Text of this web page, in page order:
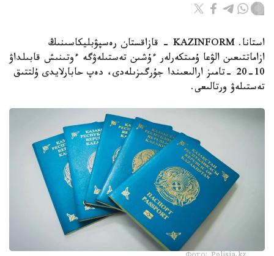
استانا. KAZINFORM - قازاقستان رەسپۋبليكاسىنىڭ
ازاماتتىعىن الۋعا ۇمىتكەرلەر ءۇشىن تەستىلەۋگە ءوتىنىش قابىلداۋ
10-20 -تامىز ارالىعىندا جۇرگىزىلەدى، دەپ حابارلايدى ۇلتتىق
تەستىلەۋ ورتالىعى.